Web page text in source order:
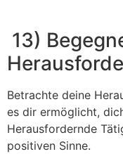
13)
Betrachte deine
es dir ermöglicht,
Herausfordernde
positiven Sinne.